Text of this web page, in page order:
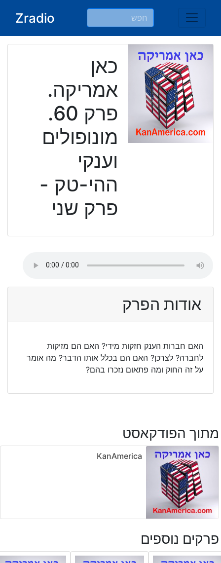
Zradio
כאן
אמריקה.
פרק 60.
מונופולים
וענקי
ההי-טק -
פרק שני
אודות הפרק
האם חברות הענק חזקות מידי? האם הם מזיקות
לחברה? לצרכן? האם הם בכלל אותו הדבר? מה אומר
על זה החוק ומה פתאום נזכרו בהם?
מתוך הפודקאסט
KanAmerica
פרקים נוספים